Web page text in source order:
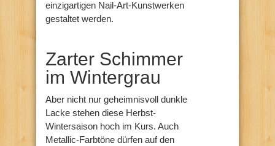
einzigartigen Nail-Art-Kunstwerken
gestaltet werden.
Zarter Schimmer
im Wintergrau
Aber nicht nur geheimnisvoll dunkle
Lacke stehen diese Herbst-
Wintersaison hoch im Kurs. Auch
Metallic-Farbtöne dürfen auf den